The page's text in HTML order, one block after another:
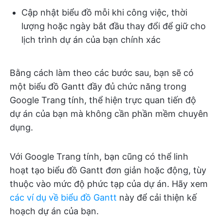
Cập nhật biểu đồ mỗi khi công việc, thời
lượng hoặc ngày bắt đầu thay đổi để giữ cho
lịch trình dự án của bạn chính xác
Bằng cách làm theo các bước sau, bạn sẽ có
một biểu đồ Gantt đầy đủ chức năng trong
Google Trang tính, thể hiện trực quan tiến độ
dự án của bạn mà không cần phần mềm chuyên
dụng.
Với Google Trang tính, bạn cũng có thể linh
hoạt tạo biểu đồ Gantt đơn giản hoặc động, tùy
thuộc vào mức độ phức tạp của dự án. Hãy xem
các ví dụ về biểu đồ Gantt này để cải thiện kế
hoạch dự án của bạn.